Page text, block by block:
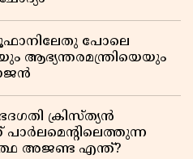
പോലെ
ആഭ്യന്തരമന്ത്രിയെയും
ക്രിസ്ത്യൻ
പാർലമെന്റിലെത്തുന്ന
അജണ്ട എന്ത്?